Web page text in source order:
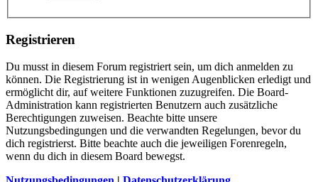
Registrieren
Du musst in diesem Forum registriert sein, um dich anmelden zu
können. Die Registrierung ist in wenigen Augenblicken erledigt und
ermöglicht dir, auf weitere Funktionen zuzugreifen. Die Board-
Administration kann registrierten Benutzern auch zusätzliche
Berechtigungen zuweisen. Beachte bitte unsere
Nutzungsbedingungen und die verwandten Regelungen, bevor du
dich registrierst. Bitte beachte auch die jeweiligen Forenregeln,
wenn du dich in diesem Board bewegst.